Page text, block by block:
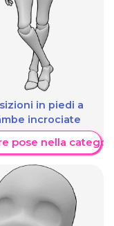
in piedi a
incrociate
pose nella